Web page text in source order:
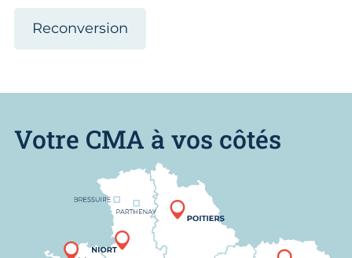
Reconversion
Votre CMA à vos côtés